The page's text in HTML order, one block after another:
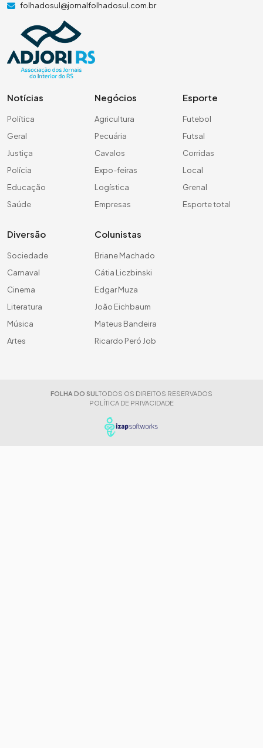
folhadosul@jornalfolhadosul.com.br
Notícias
Política
Geral
Justiça
Polícia
Educação
Saúde
Negócios
Agricultura
Pecuária
Cavalos
Expo-feiras
Logística
Empresas
Esporte
Futebol
Futsal
Corridas
Local
Grenal
Esporte total
Diversão
Sociedade
Carnaval
Cinema
Literatura
Música
Artes
Colunistas
Briane Machado
Cátia Liczbinski
Edgar Muza
João Eichbaum
Mateus Bandeira
Ricardo Peró Job
FOLHA DO SUL TODOS OS DIREITOS RESERVADOS
POLÍTICA DE PRIVACIDADE